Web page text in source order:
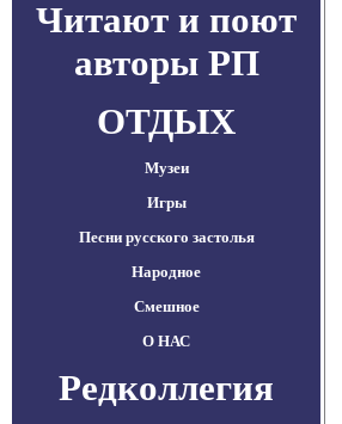
Читают и поют
авторы РП
ОТДЫХ
Музеи
Игры
Песни русского застолья
Народное
Смешное
О НАС
Редколлегия